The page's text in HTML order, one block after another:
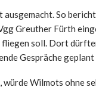
So
Greuther Fürth
soll. Dort
Gespräche geplant
Wilmots ohne